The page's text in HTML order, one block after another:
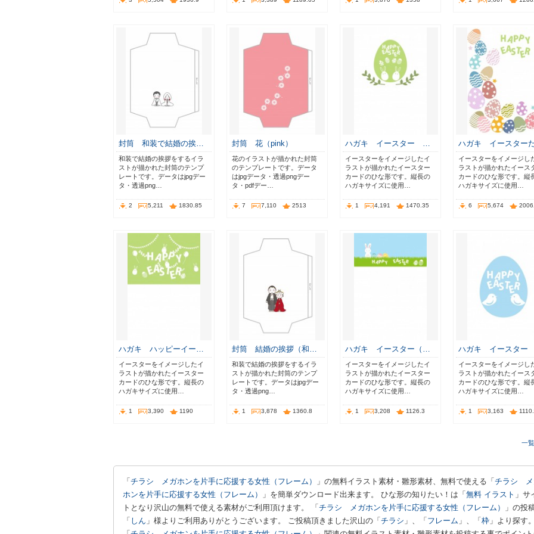
封筒 和装で結婚の挨…
和装で結婚の挨拶をするイラ
ストが描かれた封筒のテンプ
レートです。データはjpgデー
タ・透過png…
2 5,211 1830.85
封筒 花（pink）
花のイラストが描かれた封筒
のテンプレートです。データ
はjpgデータ・透過pngデー
タ・pdfデー…
7 7,110 2513
ハガキ イースター …
イースターをイメージしたイ
ラストが描かれたイースター
カードのひな形です。縦長の
ハガキサイズに使用…
1 4,191 1470.35
ハガキ イースター
イースターをイメージし
ラストが描かれたイース
カードのひな形です。縦
ハガキサイズに使用…
6 5,674
ハガキ ハッピーイー…
イースターをイメージしたイ
ラストが描かれたイースター
カードのひな形です。縦長の
ハガキサイズに使用…
1 3,390 1190
封筒 結婚の挨拶（和…
和装で結婚の挨拶をするイラ
ストが描かれた封筒のテンプ
レートです。データはjpgデー
タ・透過png…
1 3,878 1360.8
ハガキ イースター（…
イースターをイメージしたイ
ラストが描かれたイースター
カードのひな形です。縦長の
ハガキサイズに使用…
1 3,208 1126.3
ハガキ イースタ
イースターをイメージし
ラストが描かれたイース
カードのひな形です。縦
ハガキサイズに使用…
1 3,163
一
「 チラシ メガホンを片手に応援する女性（フレーム） 」の無料イラスト素材・雛形素材、無料で使える「 チラシ メ
ホンを片手に応援する女性（フレーム）
」を簡単ダウンロード出来ます。 ひな形の知りたい！は「 無料 イラスト 」サ
トとなり沢山の無料で使える素材がご利用頂けます。 「 チラシ メガホンを片手に応援する女性（フレーム）
」の投
「 しん 」様よりご利用ありがとうございます。 ご投稿頂きました沢山の「 チラシ 」、「 フレーム 」、「 枠 」より探す。